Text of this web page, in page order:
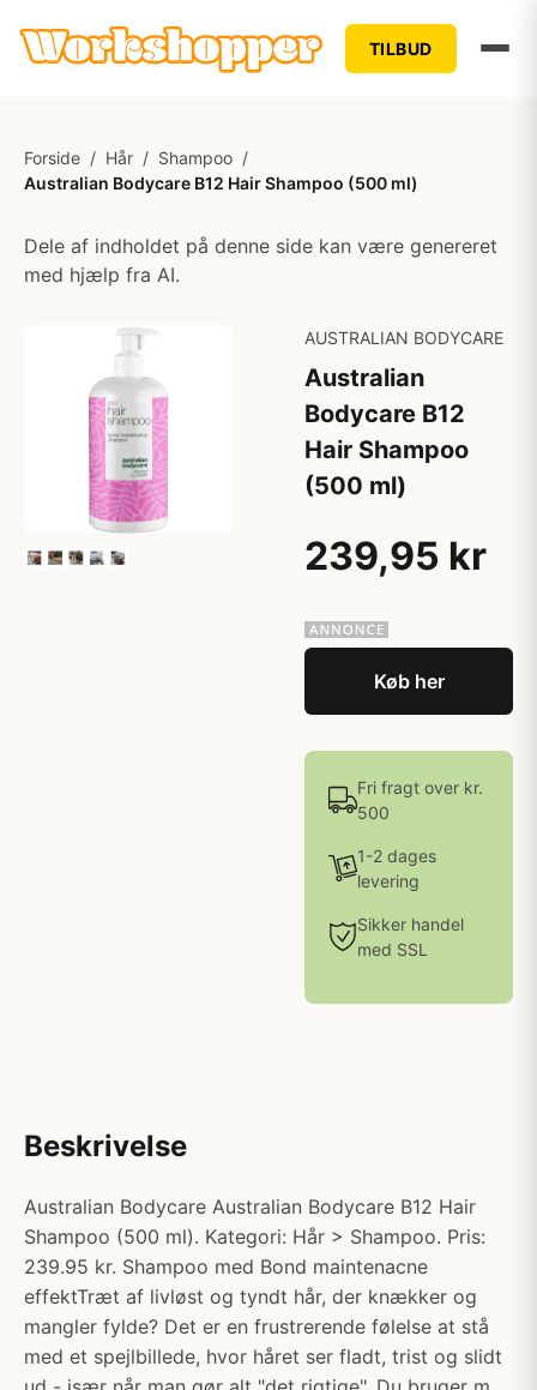
TILBUD
Forside / Hår / Shampoo /
Australian Bodycare B12 Hair Shampoo (500 ml)
Dele af indholdet på denne side kan være genereret
med hjælp fra AI.
AUSTRALIAN BODYCARE
Australian
Bodycare B12
Hair Shampoo
(500 ml)
239,95 kr
Køb her
Fri fragt over kr.
500
1-2 dages
levering
Sikker handel
med SSL
Beskrivelse
Australian Bodycare Australian Bodycare B12 Hair
Shampoo (500 ml). Kategori: Hår > Shampoo. Pris:
239.95 kr. Shampoo med Bond maintenacne
effektTræt af livløst og tyndt hår, der knækker og
mangler fylde? Det er en frustrerende følelse at stå
med et spejlbillede, hvor håret ser fladt, trist og slidt